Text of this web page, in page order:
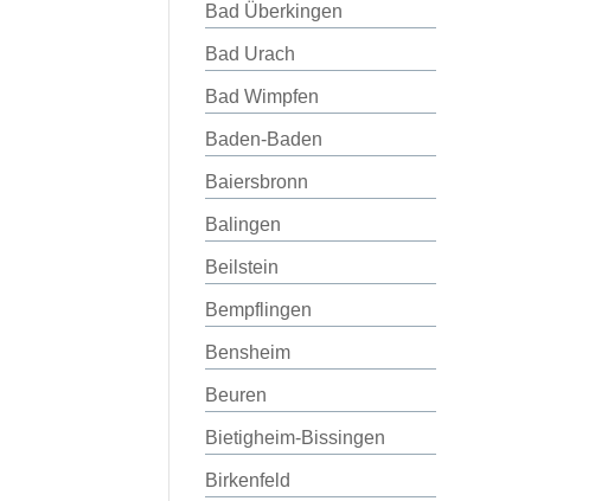
Bad Überkingen
Bad Urach
Bad Wimpfen
Baden-Baden
Baiersbronn
Balingen
Beilstein
Bempflingen
Bensheim
Beuren
Bietigheim-Bissingen
Birkenfeld